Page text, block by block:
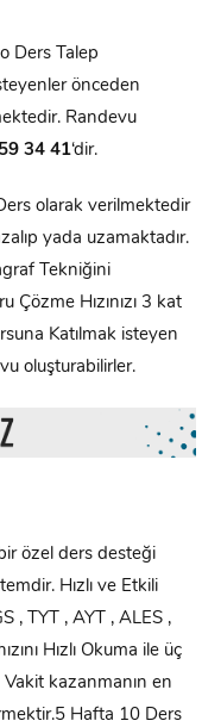
Ders Talep
önceden
Randevu
34 41‘dir.
olarak verilmektedir
yada uzamaktadır.
Tekniğini
Çözme Hızınızı 3 kat
Katılmak isteyen
oluşturabilirler.
özel ders desteği
Hızlı ve Etkili
, TYT , AYT , ALES ,
Hızlı Okuma ile üç
Vakit kazanmanın en
Hafta 10 Ders